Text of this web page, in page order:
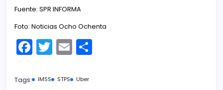
Fuente: SPR INFORMA
Foto: Noticias Ocho Ochenta
F
a
c
T
w
itt
E
m
ai
Tags: IMSS STPS Uber